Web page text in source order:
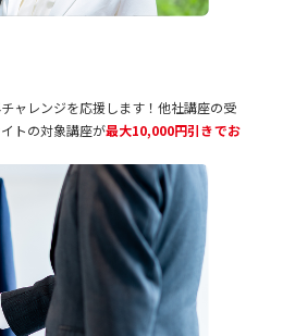
ャレンジを応援します！他社講座の受
トの対象講座が最大10,000円引きでお